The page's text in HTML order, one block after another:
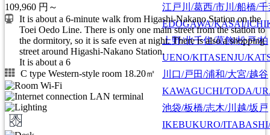
江戸川/葛西/市川/船橋/千
EDOGAWA/KASAI/
上野/北千住/葛飾/松戸/柏
UENO/KITASENJU/
川口/戸田/浦和/大宮/越谷
KAWAGUCHI/TODA/
池袋/板橋/志木/川越/坂戸
IKEBUKURO/
109,960 円～
It is about a 6-minute walk from Higashi-Nakano Station on the
Toei Oedo Line. There is only one main street from the station to
the dormitory, so it is safe even at night. There is also a shopping
street around Higashi-Nakano Station.
It is about a 6
C type Western-style room 18.20㎡